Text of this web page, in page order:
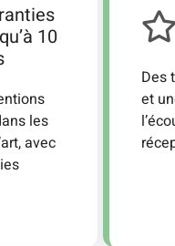
10
les
avec
Des
et